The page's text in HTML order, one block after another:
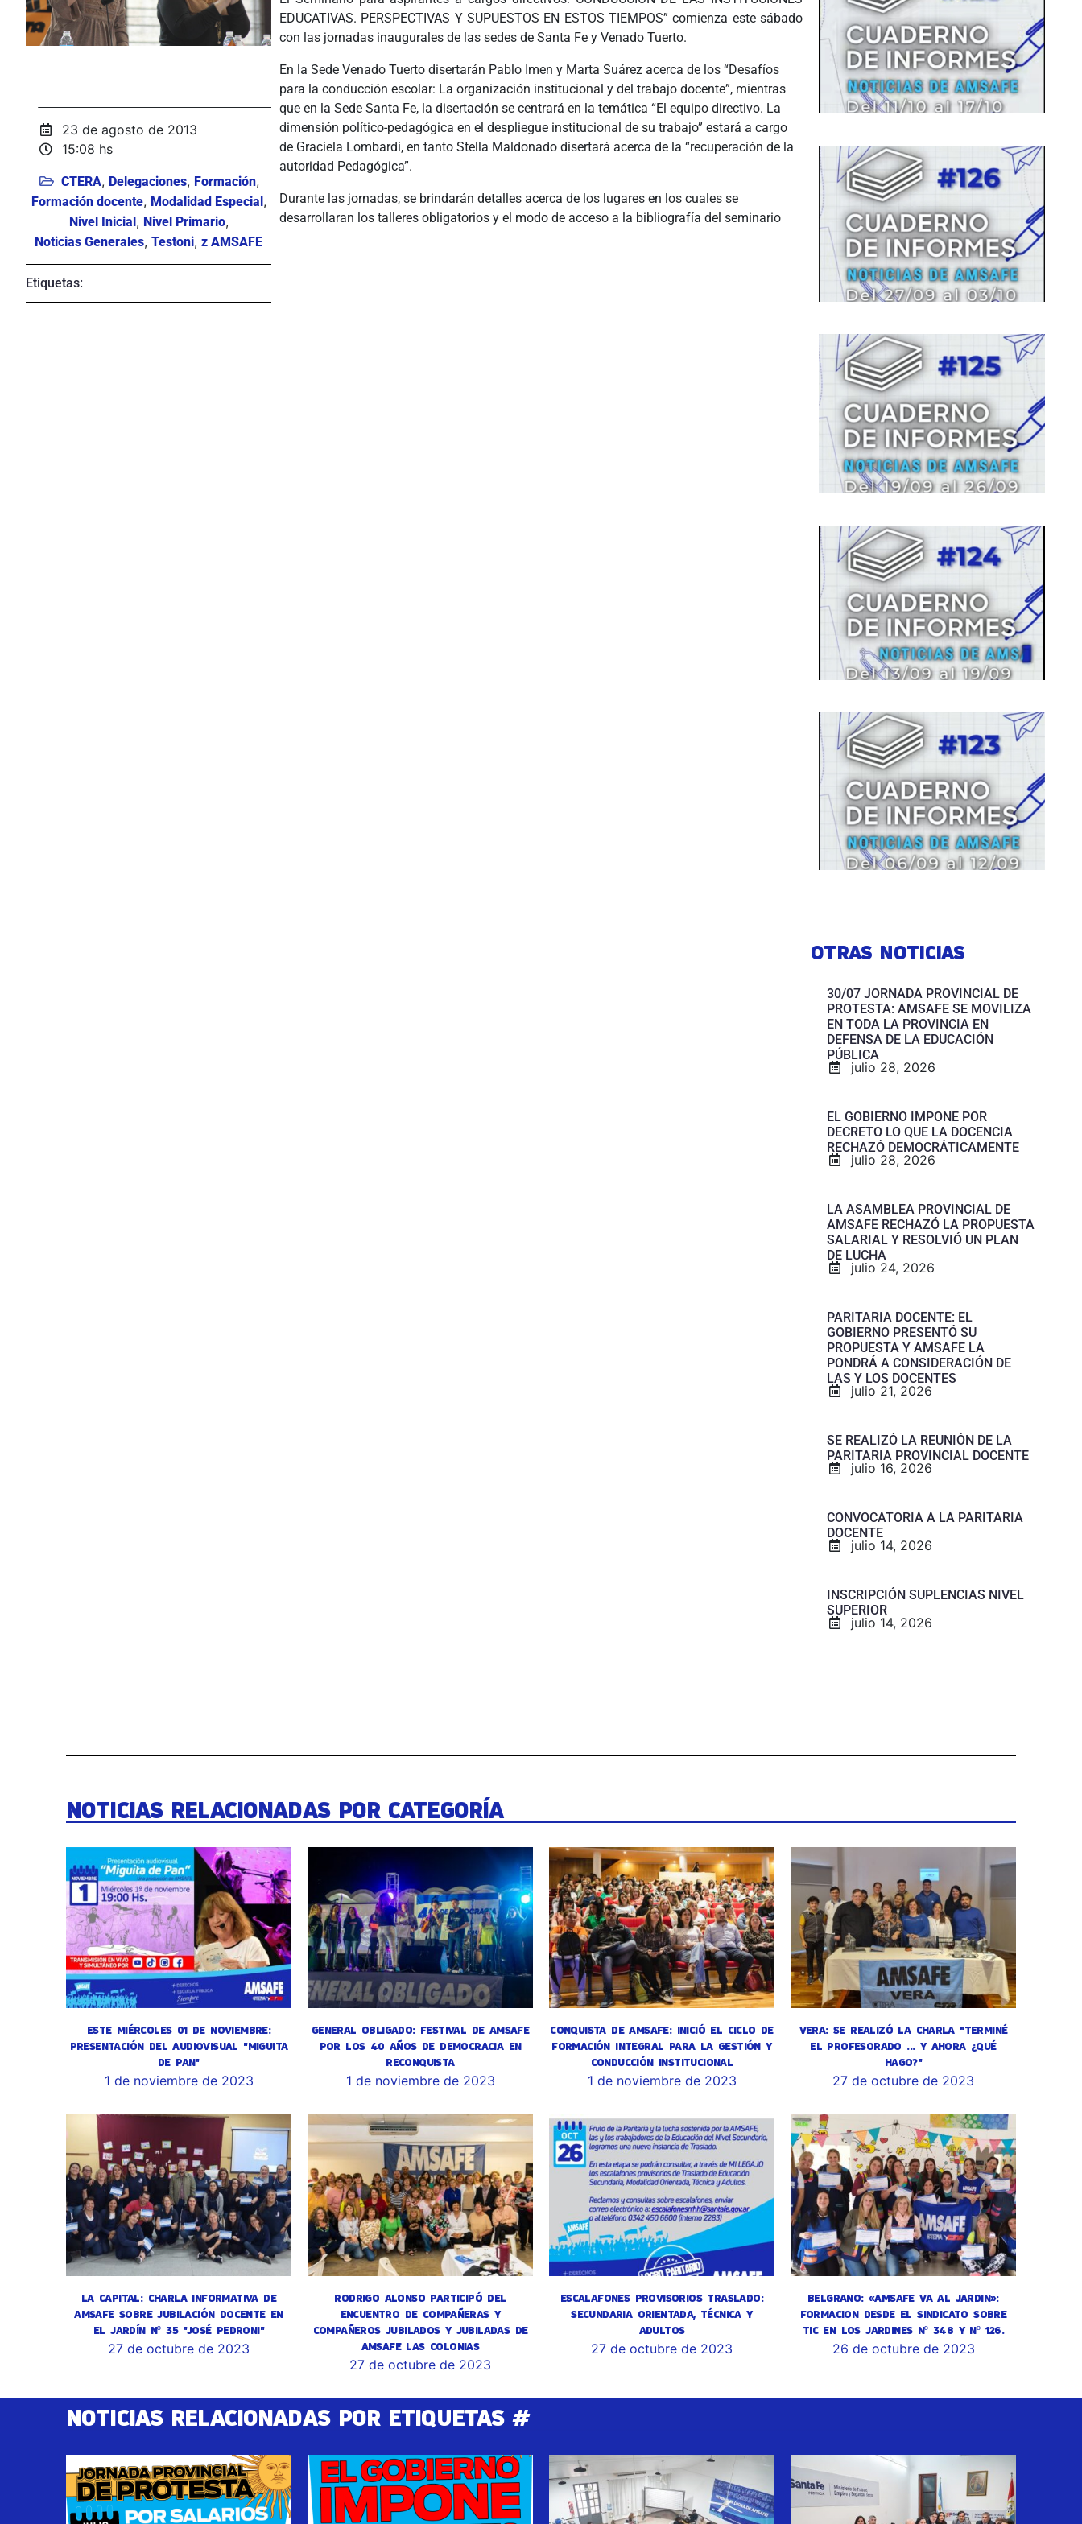
23 de agosto de 2013
15:08 hs
CTERA, Delegaciones, Formación,
Formación docente, Modalidad Especial ,
Nivel Inicial , Nivel Primario,
Noticias Generales, Testoni, z AMSAFE
Etiquetas:
EDUCATIVAS. PERSPECTIVAS Y SUPUESTOS EN ESTOS TIEMPOS” comienza este sábado
con las jornadas inaugurales de las sedes de Santa Fe y Venado Tuerto.
En la Sede Venado Tuerto disertarán Pablo Imen y Marta Suárez acerca de los “Desafíos
para la conducción escolar: La organización institucional y del trabajo docente”, mientras
que en la Sede Santa Fe, la disertación se centrará en la temática “El equipo directivo. La
dimensión político-pedagógica en el despliegue institucional de su trabajo” estará a cargo
de Graciela Lombardi, en tanto Stella Maldonado disertará acerca de la “recuperación de la
autoridad Pedagógica”.
Durante las jornadas, se brindarán detalles acerca de los lugares en los cuales se
desarrollaran los talleres obligatorios y el modo de acceso a la bibliografía del seminario
OTRAS NOTICIAS
30/07 JORNADA PROVINCIAL DE
PROTESTA: AMSAFE SE MOVILIZA
EN TODA LA PROVINCIA EN
DEFENSA DE LA EDUCACIÓN
PÚBLICA
julio 28, 2026
EL GOBIERNO IMPONE POR
DECRETO LO QUE LA DOCENCIA
RECHAZÓ DEMOCRÁTICAMENTE
julio 28, 2026
LA ASAMBLEA PROVINCIAL DE
AMSAFE RECHAZÓ LA PROPUESTA
SALARIAL Y RESOLVIÓ UN PLAN
DE LUCHA
julio 24, 2026
PARITARIA DOCENTE: EL
GOBIERNO PRESENTÓ SU
PROPUESTA Y AMSAFE LA
PONDRÁ A CONSIDERACIÓN DE
LAS Y LOS DOCENTES
julio 21, 2026
SE REALIZÓ LA REUNIÓN DE LA
PARITARIA PROVINCIAL DOCENTE
julio 16, 2026
CONVOCATORIA A LA PARITARIA
DOCENTE
julio 14, 2026
INSCRIPCIÓN SUPLENCIAS NIVEL
SUPERIOR
julio 14, 2026
NOTICIAS RELACIONADAS POR CATEGORÍA
ESTE MIÉRCOLES 01 DE NOVIEMBRE:
PRESENTACIÓN DEL AUDIOVISUAL "MIGUITA
DE PAN"
1 de noviembre de 2023
GENERAL OBLIGADO: FESTIVAL DE AMSAFE
POR LOS 40 AÑOS DE DEMOCRACIA EN
RECONQUISTA
1 de noviembre de 2023
CONQUISTA DE AMSAFE: INICIÓ EL CICLO DE
FORMACIÓN INTEGRAL PARA LA GESTIÓN Y
CONDUCCIÓN INSTITUCIONAL
1 de noviembre de 2023
VERA: SE REALIZÓ LA CHARLA "TERMINÉ
EL PROFESORADO ... Y AHORA ¿QUÉ
HAGO?"
27 de octubre de 2023
LA CAPITAL: CHARLA INFORMATIVA DE
AMSAFE SOBRE JUBILACIÓN DOCENTE EN
EL JARDÍN Nº 35 "JOSÉ PEDRONI"
27 de octubre de 2023
RODRIGO ALONSO PARTICIPÓ DEL
ENCUENTRO DE COMPAÑERAS Y
COMPAÑEROS JUBILADOS Y JUBILADAS DE
AMSAFE LAS COLONIAS
27 de octubre de 2023
ESCALAFONES PROVISORIOS TRASLADO:
SECUNDARIA ORIENTADA, TÉCNICA Y
ADULTOS
27 de octubre de 2023
BELGRANO: «AMSAFE VA AL JARDIN»:
FORMACION DESDE EL SINDICATO SOBRE
TIC EN LOS JARDINES Nº 348 Y Nº 126.
26 de octubre de 2023
NOTICIAS RELACIONADAS POR ETIQUETAS #